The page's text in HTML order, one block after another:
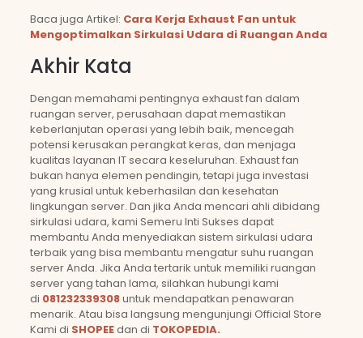
Baca juga Artikel: Cara Kerja Exhaust Fan untuk
Mengoptimalkan Sirkulasi Udara di Ruangan Anda
Akhir Kata
Dengan memahami pentingnya exhaust fan dalam
ruangan server, perusahaan dapat memastikan
keberlanjutan operasi yang lebih baik, mencegah
potensi kerusakan perangkat keras, dan menjaga
kualitas layanan IT secara keseluruhan. Exhaust fan
bukan hanya elemen pendingin, tetapi juga investasi
yang krusial untuk keberhasilan dan kesehatan
lingkungan server. Dan jika Anda mencari ahli dibidang
sirkulasi udara, kami Semeru Inti Sukses dapat
membantu Anda menyediakan sistem sirkulasi udara
terbaik yang bisa membantu mengatur suhu ruangan
server Anda. Jika Anda tertarik untuk memiliki ruangan
server yang tahan lama, silahkan hubungi kami
di 081232339308untuk mendapatkan penawaran
menarik. Atau bisa langsung mengunjungi Official Store
Kami di SHOPEEdan di TOKOPEDIA.